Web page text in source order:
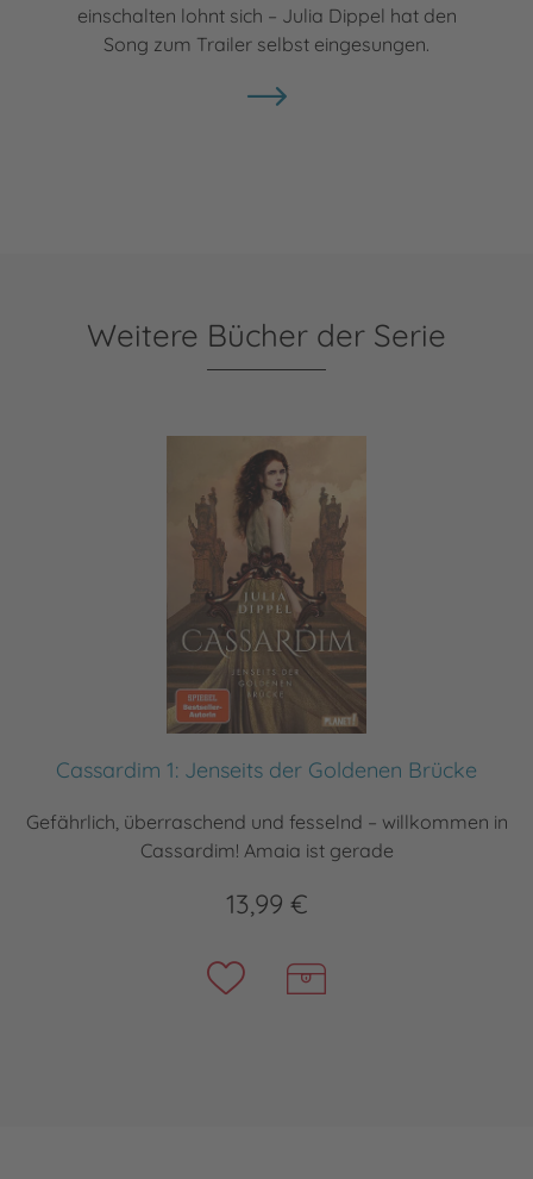
einschalten lohnt sich – Julia Dippel hat den
Song zum Trailer selbst eingesungen.
Weitere Bücher der Serie
Cassardim 1: Jenseits der Goldenen Brücke
Gefährlich, überraschend und fesselnd – willkommen in
Cassardim! Amaia ist gerade
13,99 €